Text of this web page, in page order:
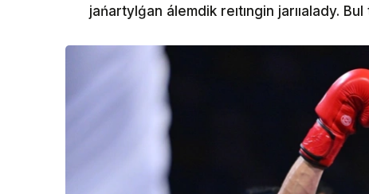
jańartylǵan álemdik reıtıngin jarııalady.